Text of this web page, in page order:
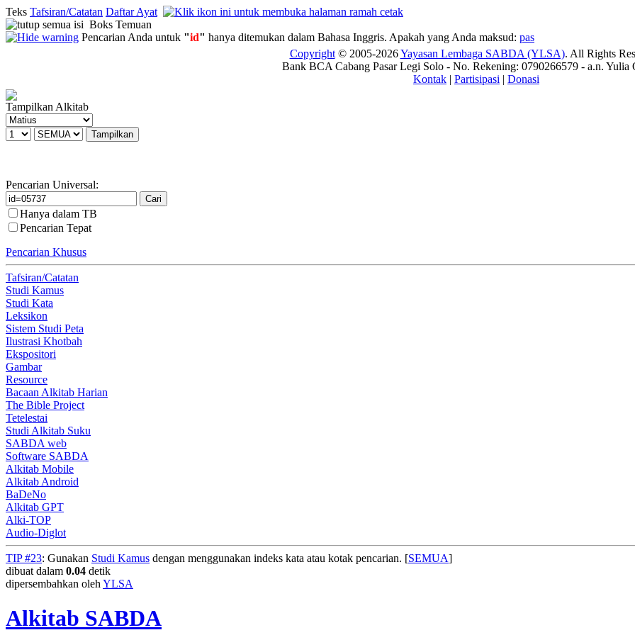
Teks Tafsiran/Catatan Daftar Ayat
Boks Temuan
Pencarian Anda untuk "id" hanya ditemukan dalam Bahasa Inggris. Apakah yang Anda maksud: pas
Copyright© 2005-2026Yayasan Lembaga SABDA (YLSA). All Rights
Bank BCA Cabang Pasar Legi Solo - No. Rekening: 0790266579 - a.n. Yulia
Kontak | Partisipasi | Donasi
Tampilkan Alkitab
Pencarian Universal:
Hanya dalam TB
Pencarian Tepat
Pencarian Khusus
Tafsiran/Catatan
Studi Kamus
Studi Kata
Leksikon
Sistem Studi Peta
Ilustrasi Khotbah
Ekspositori
Gambar
Resource
Bacaan Alkitab Harian
The Bible Project
Tetelestai
Studi Alkitab Suku
SABDA web
Software SABDA
Alkitab Mobile
Alkitab Android
BaDeNo
Alkitab GPT
Alki-TOP
Audio-Diglot
TIP #23: Gunakan Studi Kamus dengan menggunakan indeks kata atau kotak pencarian. [SEMUA]
dibuat dalam 0.04 detik
dipersembahkan oleh YLSA
Alkitab SABDA